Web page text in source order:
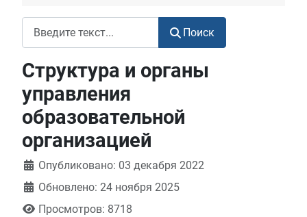
Поиск
Структура и органы
управления
образовательной
организацией
Информация о материале
Опубликовано: 03 декабря 2022
Обновлено: 24 ноября 2025
Просмотров: 8718